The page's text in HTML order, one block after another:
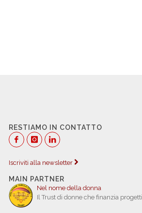
RESTIAMO IN CONTATTO
Iscriviti alla newsletter
MAIN PARTNER
Nel nome della donna
Il Trust di donne che finanzia